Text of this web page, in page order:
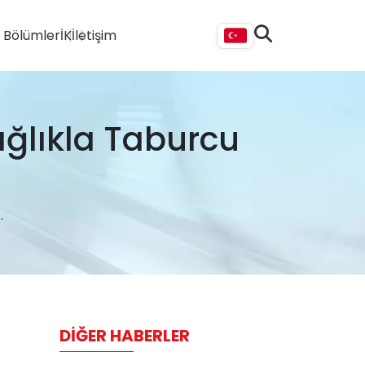
BölümlerİKİletişim
Taburcu
DIĞER HABERLER